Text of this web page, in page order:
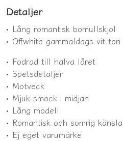
Detaljer
• Lång romantisk bomullskjol
• Offwhite gammaldags vit ton
• Fodrad till halva låret
• Spetsdetaljer
• Motveck
• Mjuk smock i midjan
• Lång modell
• Romantisk och somrig känsla
• Ej eget varumärke